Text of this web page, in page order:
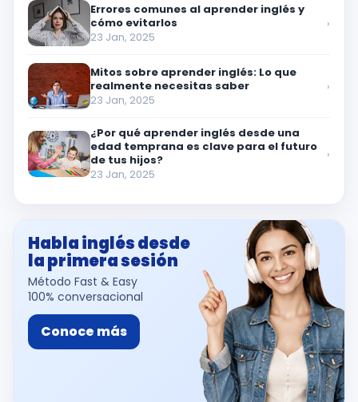
Errores comunes al aprender inglés y
cómo evitarlos
23 Jan, 2025
›
Mitos sobre aprender inglés: Lo que
realmente necesitas saber
23 Jan, 2025
›
¿Por qué aprender inglés desde una
edad temprana es clave para el futuro
de tus hijos?
23 Jan, 2025
›
Habla inglés desde
la primera sesión
Método Fast & Easy
100% conversacional
Conoce más